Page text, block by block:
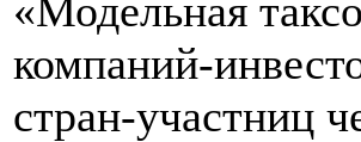
«Модельная
компаний-
стран-участниц